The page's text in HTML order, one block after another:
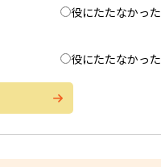
役にたたなかった
役にたたなかった